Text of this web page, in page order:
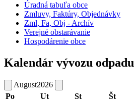
Úradná tabuľa obce
Zmluvy, Faktúry, Objednávky
Zml, Fa, Obj - Archív
Verejné obstarávanie
Hospodárenie obce
Kalendár vývozu odpadu
August2026
Po
Ut St Št